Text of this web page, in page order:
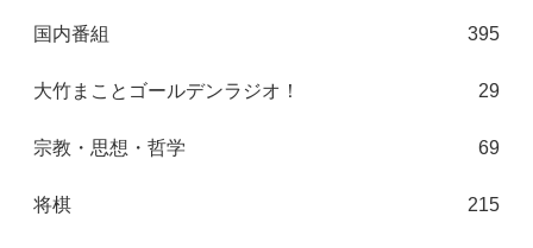
国内番組 395
大竹まことゴールデンラジオ！ 29
宗教・思想・哲学 69
将棋 215